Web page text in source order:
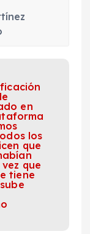
en
los
que
que
tiene